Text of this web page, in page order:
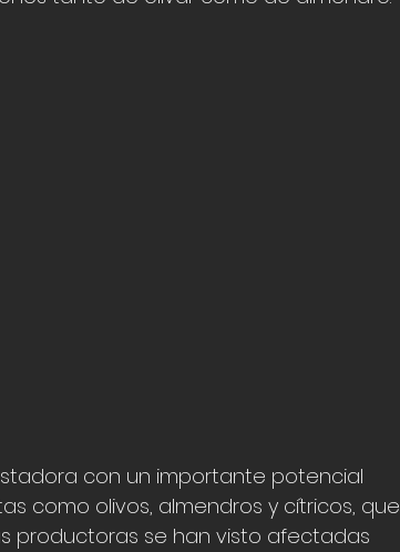
con un importante potencial
como olivos, almendros y cítricos, que
productoras se han visto afectadas